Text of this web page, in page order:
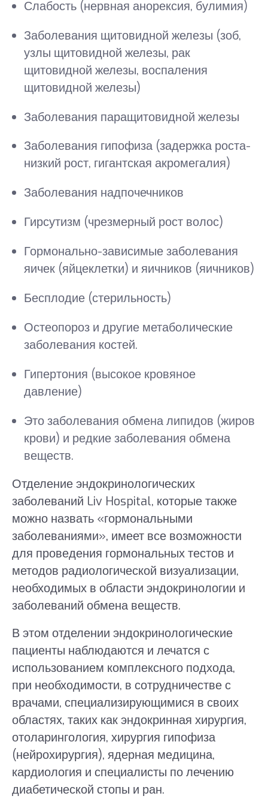
Слабость (нервная анорексия, булимия)
Заболевания щитовидной железы (зоб,
узлы щитовидной железы, рак
щитовидной железы, воспаления
щитовидной железы)
Заболевания паращитовидной железы
Заболевания гипофиза (задержка роста-
низкий рост, гигантская акромегалия)
Заболевания надпочечников
Гирсутизм (чрезмерный рост волос)
Гормонально-зависимые заболевания
яичек (яйцеклетки) и яичников (яичников)
Бесплодие (стерильность)
Остеопороз и другие метаболические
заболевания костей.
Гипертония (высокое кровяное
давление)
Это заболевания обмена липидов (жиров
крови) и редкие заболевания обмена
веществ.
Отделение эндокринологических
заболеваний Liv Hospital, которые также
можно назвать «гормональными
заболеваниями», имеет все возможности
для проведения гормональных тестов и
методов радиологической визуализации,
необходимых в области эндокринологии и
заболеваний обмена веществ.
В этом отделении эндокринологические
пациенты наблюдаются и лечатся с
использованием комплексного подхода,
при необходимости, в сотрудничестве с
врачами, специализирующимися в своих
областях, таких как эндокринная хирургия,
отоларингология, хирургия гипофиза
(нейрохирургия), ядерная медицина,
кардиология и специалисты по лечению
диабетической стопы и ран.